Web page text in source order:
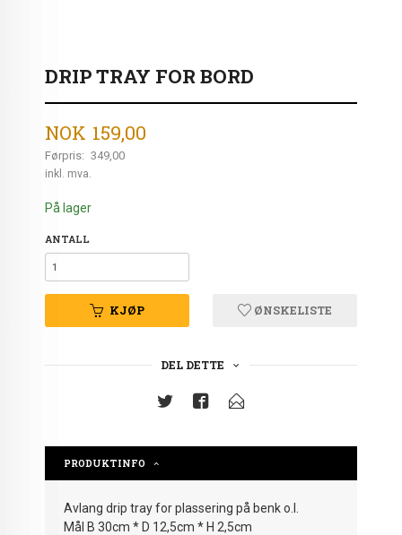
DRIP TRAY FOR BORD
Tilbud
NOK 159,00
Førpris: 349,00
Rabatt
inkl. mva.
På lager
ANTALL
KJØP ØNSKELISTE
DEL DETTE
PRODUKTINFO
Avlang drip tray for plassering på benk o.l.
Mål B 30cm * D 12,5cm * H 2,5cm